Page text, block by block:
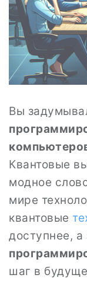
Вы
Квантовые
модное
мире
квантовые
доступнее, а
шаг в